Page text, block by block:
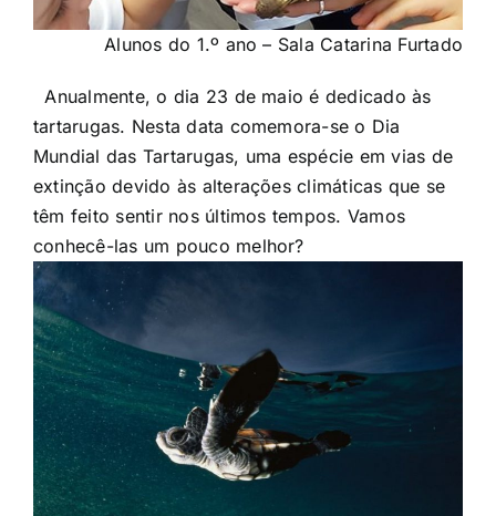
Alunos do 1.º ano – Sala Catarina Furtado
Anualmente, o dia 23 de maio é dedicado às
tartarugas. Nesta data comemora-se o Dia
Mundial das Tartarugas, uma espécie em vias de
extinção devido às alterações climáticas que se
têm feito sentir nos últimos tempos. Vamos
conhecê-las um pouco melhor?